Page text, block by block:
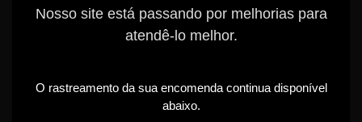
Nosso site está passando por melhorias para
atendê-lo melhor.
O rastreamento da sua encomenda continua disponível
abaixo.